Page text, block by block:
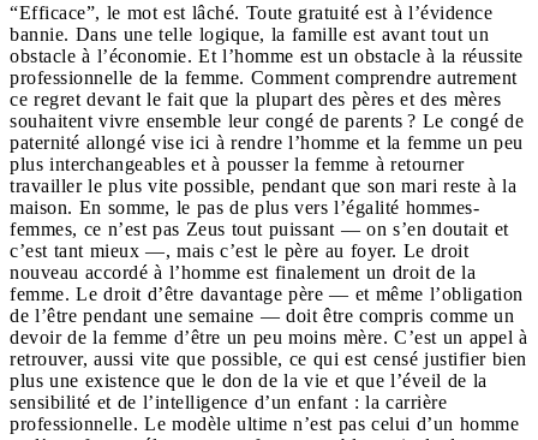
“Efficace”, le mot est lâché. Toute gratuité est à l’évidence
bannie. Dans une telle logique, la famille est avant tout un
obstacle à l’économie. Et l’homme est un obstacle à la réussite
professionnelle de la femme. Comment comprendre autrement
ce regret devant le fait que la plupart des pères et des mères
souhaitent vivre ensemble leur congé de parents ? Le congé de
paternité allongé vise ici à rendre l’homme et la femme un peu
plus interchangeables et à pousser la femme à retourner
travailler le plus vite possible, pendant que son mari reste à la
maison. En somme, le pas de plus vers l’égalité hommes-
femmes, ce n’est pas Zeus tout puissant — on s’en doutait et
c’est tant mieux —, mais c’est le père au foyer. Le droit
nouveau accordé à l’homme est finalement un droit de la
femme. Le droit d’être davantage père — et même l’obligation
de l’être pendant une semaine — doit être compris comme un
devoir de la femme d’être un peu moins mère. C’est un appel à
retrouver, aussi vite que possible, ce qui est censé justifier bien
plus une existence que le don de la vie et que l’éveil de la
sensibilité et de l’intelligence d’un enfant : la carrière
professionnelle. Le modèle ultime n’est pas celui d’un homme